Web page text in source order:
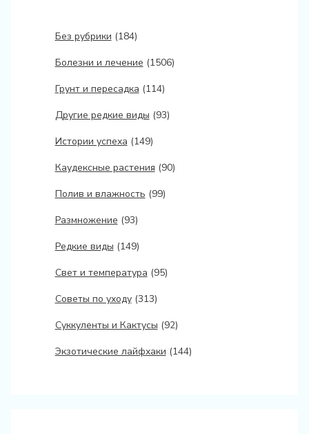
Без рубрики (184)
Болезни и лечение (1506)
Грунт и пересадка (114)
Другие редкие виды (93)
Истории успеха (149)
Каудексные растения (90)
Полив и влажность (99)
Размножение (93)
Редкие виды (149)
Свет и температура (95)
Советы по уходу(313)
Суккуленты и Кактусы (92)
Экзотические лайфхаки (144)